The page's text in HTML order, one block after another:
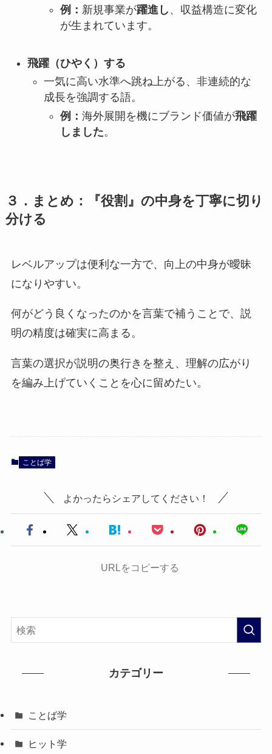
例： 新規事業が躍進し 、収益構造に変化
が生まれています。
飛躍（ひやく）する
一気に高い水準へ跳ね上がる、非連続的な
成長を強調する語。
例： 海外展開を機にブランド価値が飛躍
しました。
３．まとめ：『役割』の中身を丁寧に切り
分ける
レベルアップは便利な一方で、向上の中身が曖昧
になりやすい。
何がどう良くなったのかを言葉で補うことで、説
明の精度は確実に高まる。
言葉の選択が説明の奥行きを整え、理解の広がり
を編み上げていくことを心に留めたい。
ことば学
よかったらシェアしてください！
URLをコピーする
カテゴリー
ことば学
ヒット学